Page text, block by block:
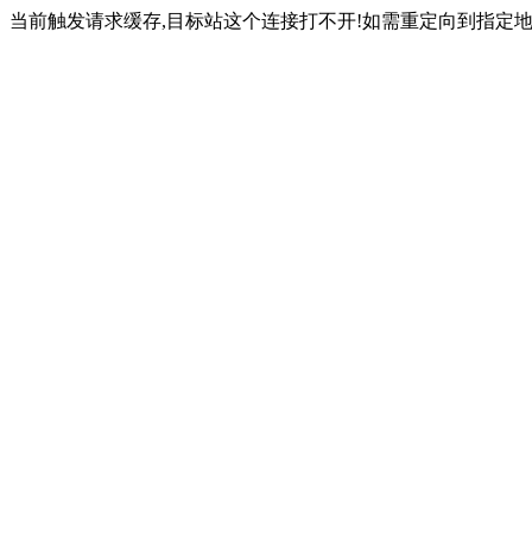
当前触发请求缓存,目标站这个连接打不开!如需重定向到指定